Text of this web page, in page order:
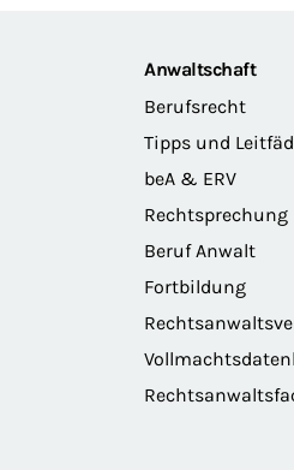
Anwaltschaft
Berufsrecht
Tipps und
beA & ERV
Rechtsprechung
Beruf Anwalt
Fortbildung